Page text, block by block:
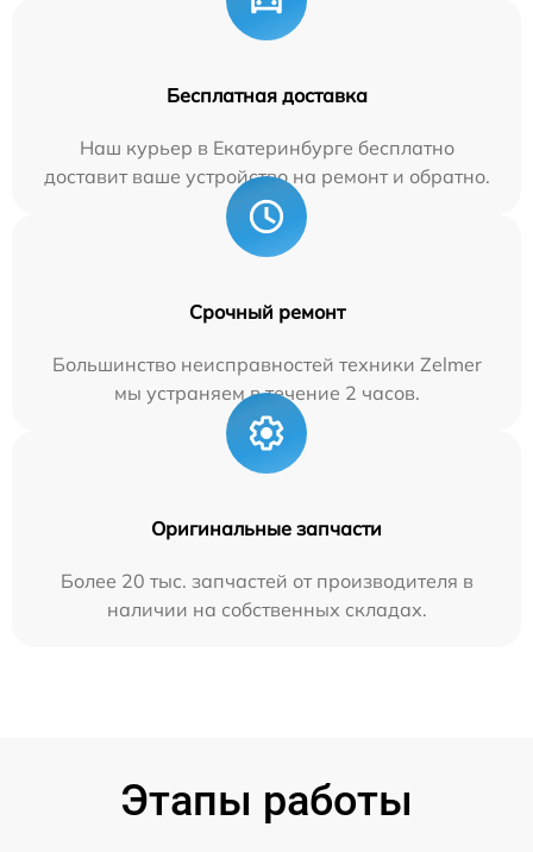
Бесплатная доставка
Наш курьер в Екатеринбурге бесплатно
доставит ваше устройство на ремонт и обратно.
Срочный ремонт
Большинство неисправностей техники Zelmer
мы устраняем в течение 2 часов.
Оригинальные запчасти
Более 20 тыс. запчастей от производителя в
наличии на собственных складах.
Этапы работы